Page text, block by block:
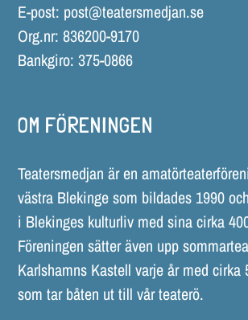
E-post: post@teatersmedjan.se
Org.nr: 836200-9170
Bankgiro: 375-0866
OM FÖRENINGEN
Teatersmedjan är en
västra Blekinge som bildades 1990
i Blekinges kulturliv med sina cirka
Föreningen sätter även upp
Karlshamns Kastell varje år med cirka
som tar båten ut till vår teaterö.